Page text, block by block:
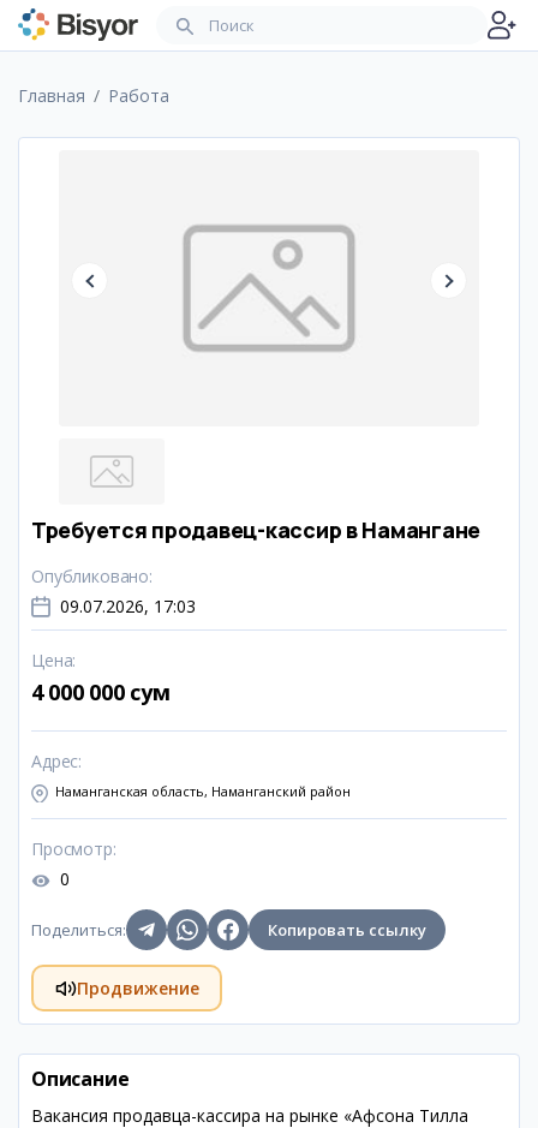
Главная Работа
Требуется продавец-кассир в Намангане
Опубликовано:
09.07.2026, 17:03
Цена:
4 000 000 сум
Адрес:
Наманганская область, Наманганский район
Просмотр:
0
Поделиться: Копировать ссылку
Продвижение
Описание
Вакансия продавца-кассира на рынке «Афсона Тилла